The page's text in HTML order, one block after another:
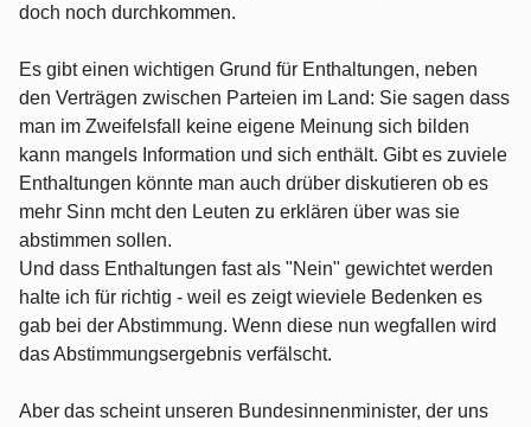
doch noch durchkommen.
Es gibt einen wichtigen Grund für Enthaltungen, neben
den Verträgen zwischen Parteien im Land: Sie sagen dass
man im Zweifelsfall keine eigene Meinung sich bilden
kann mangels Information und sich enthält. Gibt es zuviele
Enthaltungen könnte man auch drüber diskutieren ob es
mehr Sinn mcht den Leuten zu erklären über was sie
abstimmen sollen.
Und dass Enthaltungen fast als "Nein" gewichtet werden
halte ich für richtig - weil es zeigt wieviele Bedenken es
gab bei der Abstimmung. Wenn diese nun wegfallen wird
das Abstimmungsergebnis verfälscht.
Aber das scheint unseren Bundesinnenminister, der uns